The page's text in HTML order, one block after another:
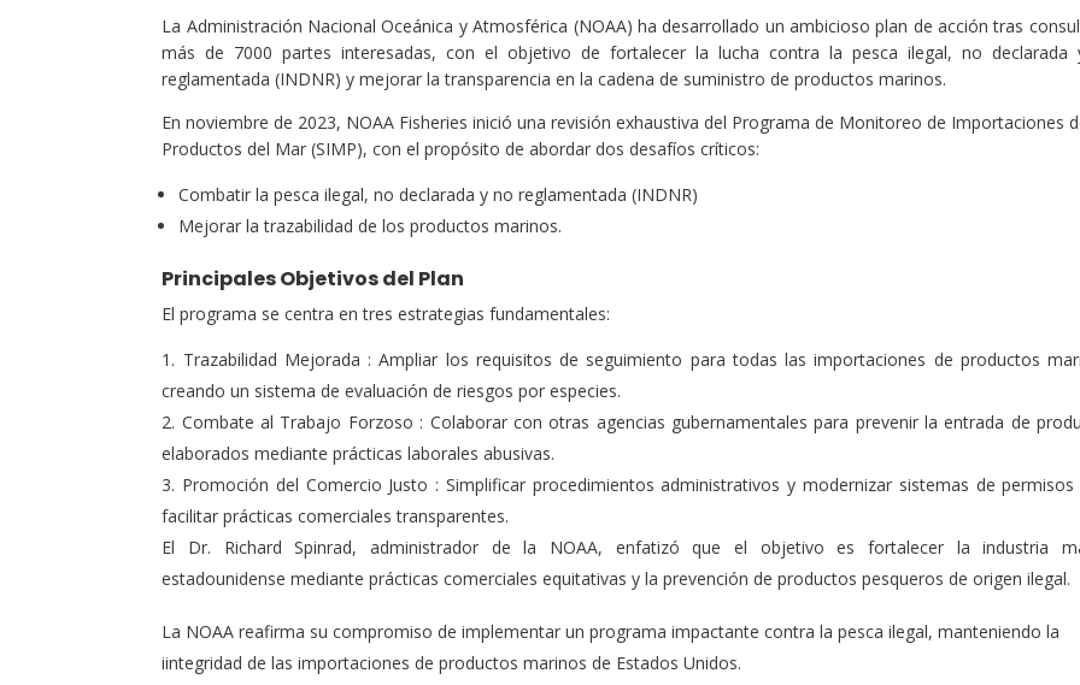
La Administración Nacional Oceánica y Atmosférica (NOAA) ha desarrollado un ambicioso plan de acción tras
más de 7000 partes interesadas, con el objetivo de fortalecer la lucha contra la pesca ilegal, no declarada
reglamentada (INDNR) y mejorar la transparencia en la cadena de suministro de productos marinos.
En noviembre de 2023, NOAA Fisheries inició una revisión exhaustiva del Programa de Monitoreo de Importaciones
Productos del Mar (SIMP), con el propósito de abordar dos desafíos críticos:
Combatir la pesca ilegal, no declarada y no reglamentada (INDNR)
Mejorar la trazabilidad de los productos marinos.
Principales Objetivos del Plan
El programa se centra en tres estrategias fundamentales:
Trazabilidad Mejorada : Ampliar los requisitos de seguimiento para todas las importaciones de productos
creando un sistema de evaluación de riesgos por especies.
Combate al Trabajo Forzoso : Colaborar con otras agencias gubernamentales para prevenir la entrada de
elaborados mediante prácticas laborales abusivas.
Promoción del Comercio Justo : Simplificar procedimientos administrativos y modernizar sistemas de permisos
facilitar prácticas comerciales transparentes.
El Dr. Richard Spinrad, administrador de la NOAA, enfatizó que el objetivo es fortalecer la industria
estadounidense mediante prácticas comerciales equitativas y la prevención de productos pesqueros de origen ilegal.
La NOAA reafirma su compromiso de implementar un programa impactante contra la pesca ilegal, manteniendo la
iintegridad de las importaciones de productos marinos de Estados Unidos.